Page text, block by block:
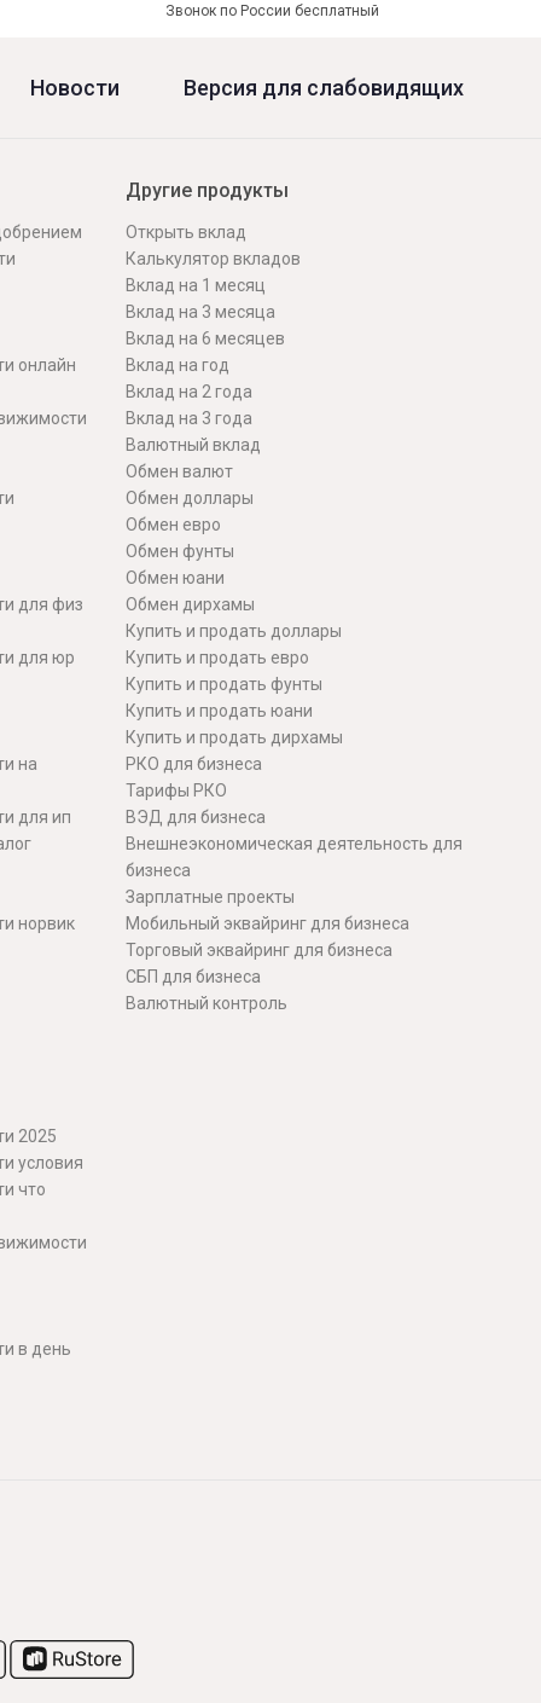
Звонок по России бесплатный
Новости Версия для слабовидящих
онлайн
для физ
для юр
на
для ип
норвик
2025
условия
что
в день
Другие продукты
Открыть вклад
Калькулятор вкладов
Вклад на 1 месяц
Вклад на 3 месяца
Вклад на 6 месяцев
Вклад на год
Вклад на 2 года
Вклад на 3 года
Валютный вклад
Обмен валют
Обмен доллары
Обмен евро
Обмен фунты
Обмен юани
Обмен дирхамы
Купить и продать доллары
Купить и продать евро
Купить и продать фунты
Купить и продать юани
Купить и продать дирхамы
РКО для бизнеса
Тарифы РКО
ВЭД для бизнеса
Внешнеэкономическая деятельность для
бизнеса
Зарплатные проекты
Мобильный эквайринг для бизнеса
Торговый эквайринг для бизнеса
СБП для бизнеса
Валютный контроль